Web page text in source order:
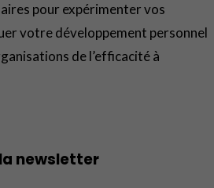
pour expérimenter vos
votre développement personnel
de l’efficacité à
newsletter